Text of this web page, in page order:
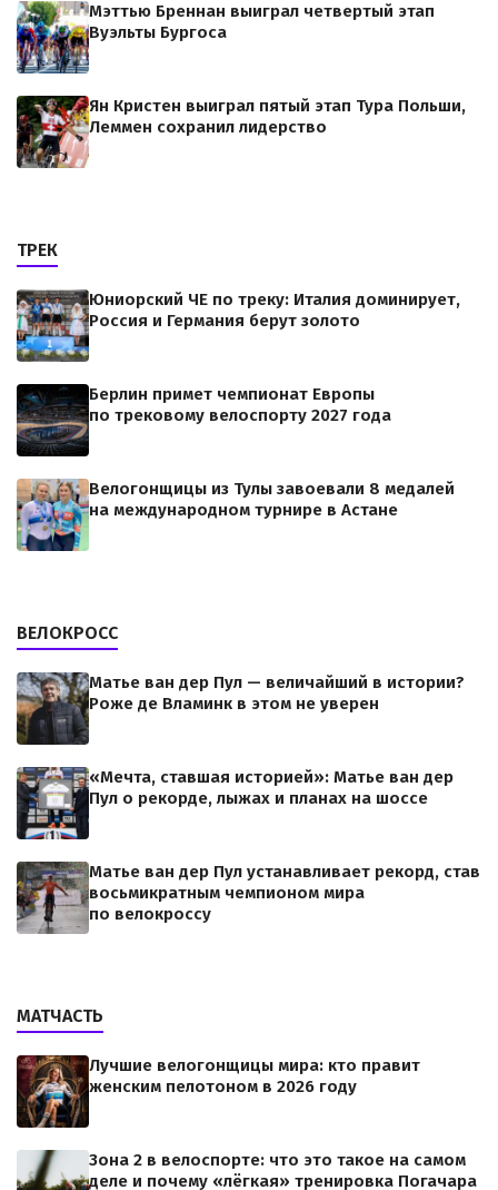
Мэттью Бреннан выиграл четвертый этап
Вуэльты Бургоса
Ян Кристен выиграл пятый этап Тура Польши,
Леммен сохранил лидерство
ТРЕК
Юниорский ЧЕ по треку: Италия доминирует,
Россия и Германия берут золото
Берлин примет чемпионат Европы
по трековому велоспорту 2027 года
Велогонщицы из Тулы завоевали 8 медалей
на международном турнире в Астане
ВЕЛОКРОСС
Матье ван дер Пул — величайший в истории?
Роже де Вламинк в этом не уверен
«Мечта, ставшая историей»: Матье ван дер
Пул о рекорде, лыжах и планах на шоссе
Матье ван дер Пул устанавливает рекорд, став
восьмикратным чемпионом мира
по велокроссу
МАТЧАСТЬ
Лучшие велогонщицы мира: кто правит
женским пелотоном в 2026 году
Зона 2 в велоспорте: что это такое на самом
деле и почему «лёгкая» тренировка Погачара